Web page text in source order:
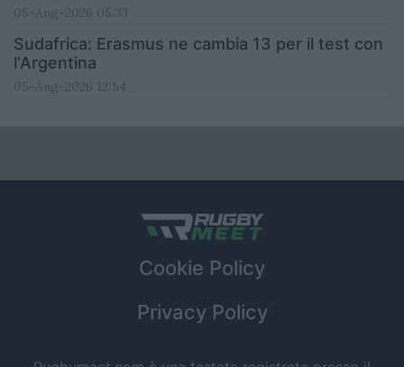
05-Aug-2026 05:33
Sudafrica: Erasmus ne cambia 13 per il test con
l'Argentina
05-Aug-2026 12:54
Cookie Policy
Privacy Policy